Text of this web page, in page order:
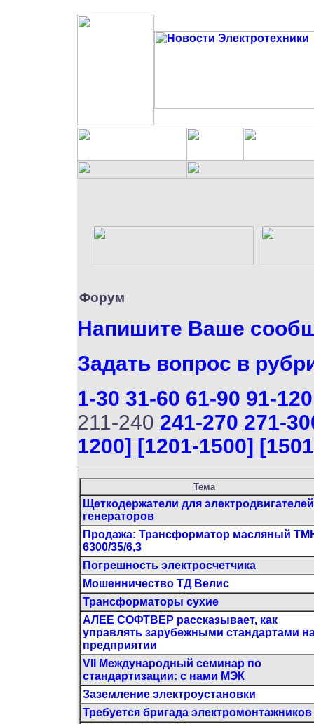
Форум
Напишите Ваше
Задать вопрос в
1-30 31-60 61-90 91-120
211-240 241-270 271-
1200] [1201-1500]
Тема
Щеткодержатели для
генераторов
Продажа: Трансформатор масляный
6300/35/6,3
Погрешность электросчетчика
Мошенничество ТД Велис
Трансформаторы сухие
АЛЕЕ СОФТВЕР рассказывает, как
управлять зарубежными стандартами
предприятии
VII Международный семинар по
стандартизации: с нами МЭК
Заземление электроустановки
Требуется бригада электромонтажников